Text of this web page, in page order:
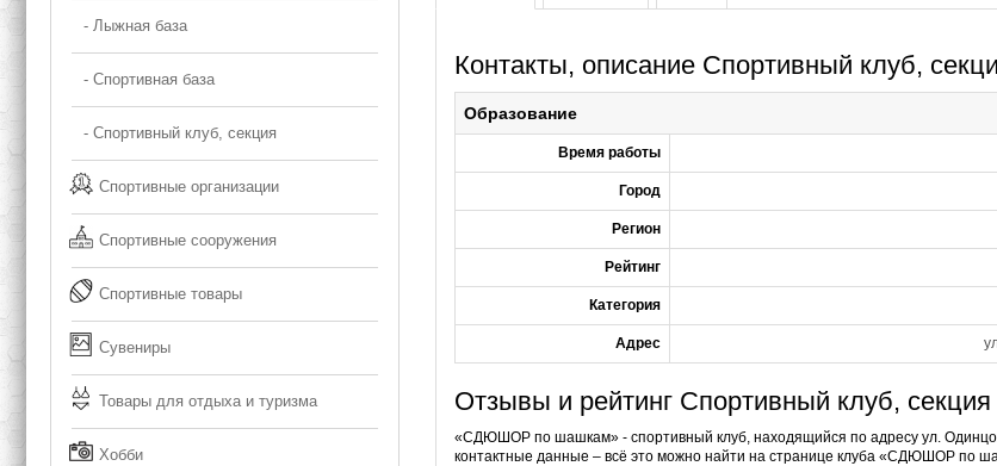
- Лыжная база
- Спортивная база
- Спортивный клуб, секция
Спортивные организации
Спортивные сооружения
Спортивные товары
Сувениры
Товары для отдыха и туризма
Хобби
Контакты, описание Спортивный клуб,
Образование
Время работы
Город
Регион
Рейтинг
Категория
Адрес
Отзывы и рейтинг Спортивный клуб,
«СДЮШОР по шашкам» - спортивный клуб, находящийся по адресу ул.
контактные данные – всё это можно найти на странице клуба «СДЮШОР по